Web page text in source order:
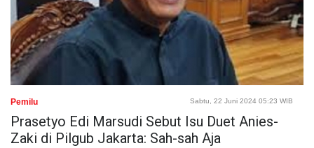
Pemilu Sabtu, 22 Juni 2024 05:23 WIB
Prasetyo Edi Marsudi Sebut Isu Duet Anies-
Zaki di Pilgub Jakarta: Sah-sah Aja